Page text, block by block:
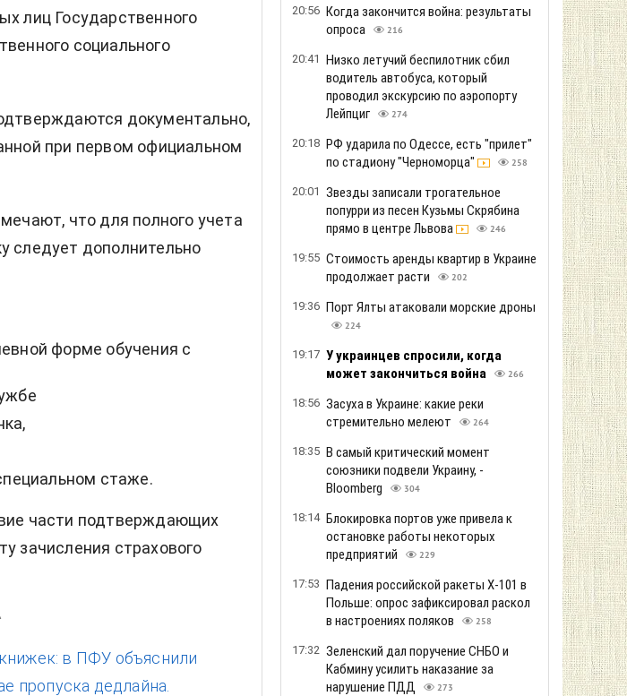
лиц Государственного
социального
документально,
при первом официальном
что для полного учета
следует дополнительно
форме обучения с
стаже.
части подтверждающих
зачисления страхового
в ПФУ объяснили
пропуска дедлайна.
20:56 Когда закончится война: результаты
опроса
216
20:41 Низко летучий беспилотник сбил
водитель автобуса, который
проводил экскурсию по аэропорту
Лейпциг
274
20:18 РФ ударила по Одессе, есть "прилет"
по стадиону "Черноморца"
258
20:01 Звезды записали трогательное
попурри из песен Кузьмы Скрябина
прямо в центре Львова
246
19:55 Стоимость аренды квартир в Украине
продолжает расти
202
19:36 Порт Ялты атаковали морские дроны
224
19:17 У украинцев спросили, когда
может закончиться война
266
18:56 Засуха в Украине: какие реки
стремительно мелеют
264
18:35 В самый критический момент
союзники подвели Украину, -
Bloomberg
304
18:14 Блокировка портов уже привела к
остановке работы некоторых
предприятий
229
17:53 Падения российской ракеты Х-101 в
Польше: опрос зафиксировал раскол
в настроениях поляков
258
17:32 Зеленский дал поручение СНБО и
Кабмину усилить наказание за
нарушение ПДД
273